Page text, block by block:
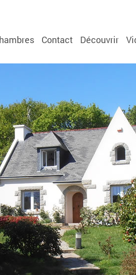
Contact Découvrir